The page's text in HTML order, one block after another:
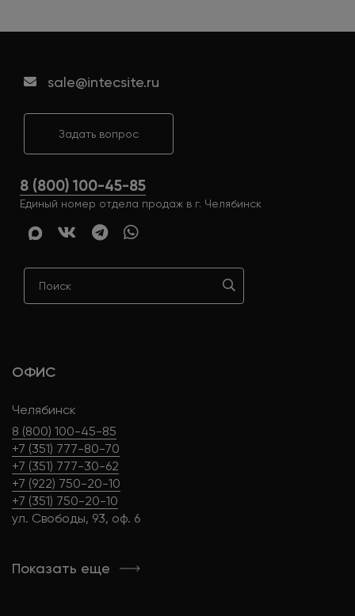
sale@intecsite.ru
Задать вопрос
8 (800) 100-45-85
Единый номер отдела продаж в г. Челябинск
ОФИС
Челябинск
8 (800) 100-45-85
+7 (351) 777-80-70
+7 (351) 777-30-62
+7 (922) 750-20-10
+7 (351) 750-20-10
ул. Свободы, 93, оф. 6
Показать еще